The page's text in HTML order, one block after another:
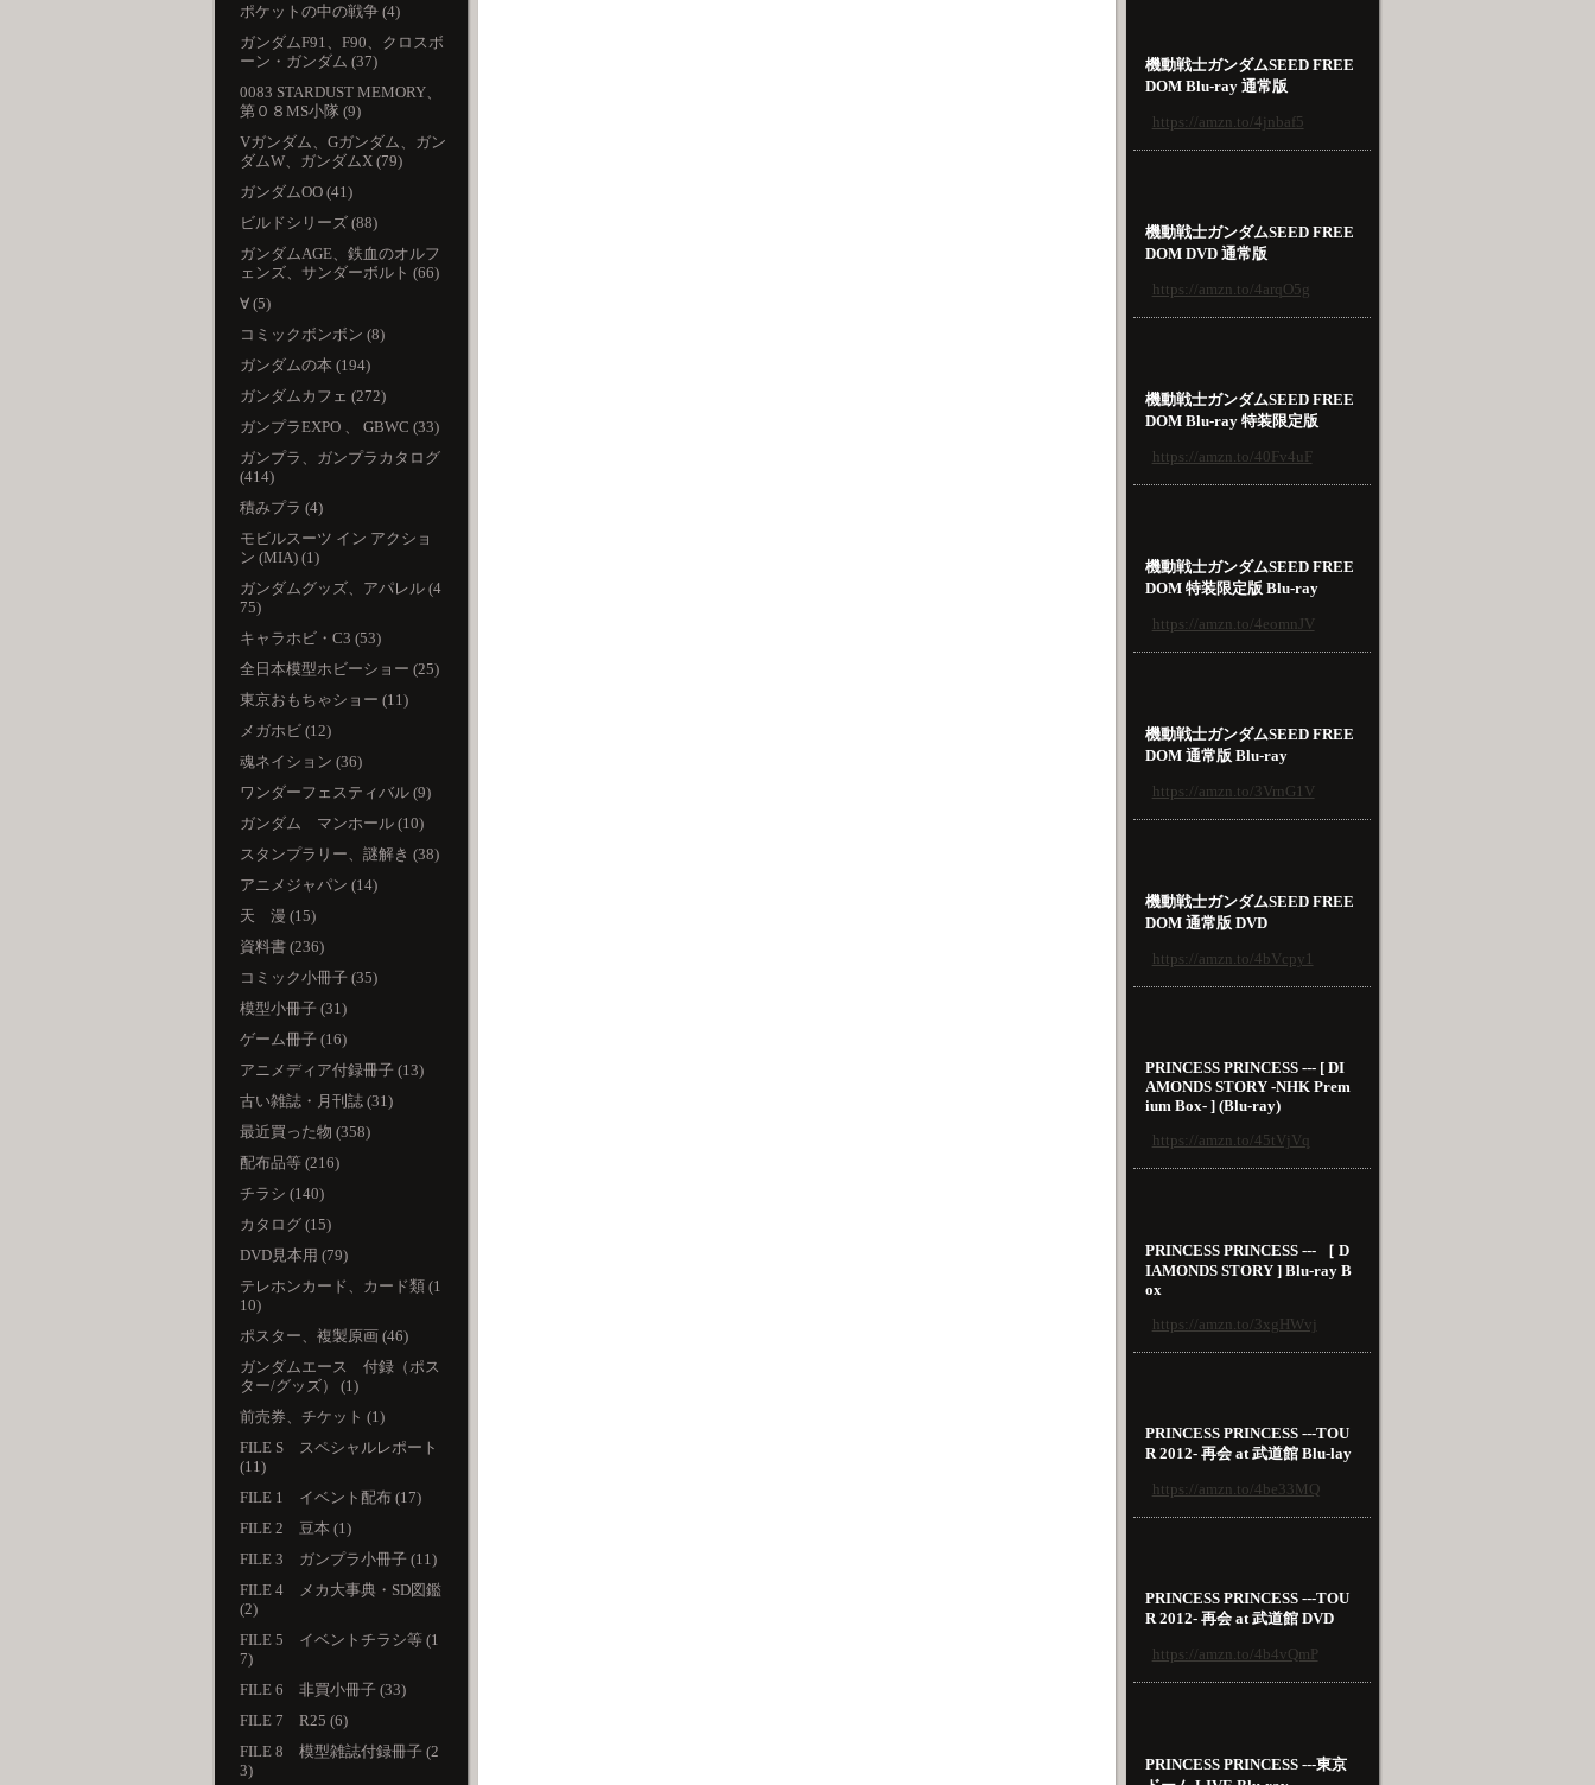
ポケットの中の戦争 (4)
ガンダムF91、F90、クロスボ
ーン・ガンダム (37)
0083 STARDUST MEMORY、
第０８MS小隊 (9)
Vガンダム、Gガンダム、ガン
ダムW、ガンダムX (79)
ガンダムOO (41)
ビルドシリーズ (88)
ガンダムAGE、鉄血のオルフ
ェンズ、サンダーボルト (66)
∀ (5)
コミックボンボン (8)
ガンダムの本 (194)
ガンダムカフェ (272)
ガンプラEXPO 、 GBWC (33)
ガンプラ、ガンプラカタログ
(414)
積みプラ (4)
モビルスーツ イン アクショ
ン (MIA) (1)
ガンダムグッズ、アパレル (4
75)
キャラホビ・C3 (53)
全日本模型ホビーショー (25)
東京おもちゃショー (11)
メガホビ (12)
魂ネイション (36)
ワンダーフェスティバル (9)
ガンダム マンホール (10)
スタンプラリー、謎解き (38)
アニメジャパン (14)
天 漫 (15)
資料書 (236)
コミック小冊子 (35)
模型小冊子 (31)
ゲーム冊子 (16)
アニメディア付録冊子 (13)
古い雑誌・月刊誌 (31)
最近買った物 (358)
配布品等 (216)
チラシ (140)
カタログ (15)
DVD見本用 (79)
テレホンカード、カード類 (1
10)
ポスター、複製原画 (46)
ガンダムエース 付録（ポス
ター/グッズ） (1)
前売券、チケット (1)
FILE S スペシャルレポート
(11)
FILE 1 イベント配布 (17)
FILE 2 豆本 (1)
FILE 3 ガンプラ小冊子 (11)
FILE 4 メカ大事典・SD図鑑
(2)
FILE 5 イベントチラシ等 (1
7)
FILE 6 非買小冊子 (33)
FILE 7 R25 (6)
FILE 8 模型雑誌付録冊子 (2
3)
機動戦士ガンダムSEED FREE
DOM Blu-ray 通常版
https://amzn.to/4jnbaf5
機動戦士ガンダムSEED FREE
DOM DVD 通常版
https://amzn.to/4arqO5g
機動戦士ガンダムSEED FREE
DOM Blu-ray 特装限定版
https://amzn.to/40Fv4uF
機動戦士ガンダムSEED FREE
DOM 特装限定版 Blu-ray
https://amzn.to/4eomnJV
機動戦士ガンダムSEED FREE
DOM 通常版 Blu-ray
https://amzn.to/3VrnG1V
機動戦士ガンダムSEED FREE
DOM 通常版 DVD
https://amzn.to/4bVcpy1
PRINCESS PRINCESS --- [ DI
AMONDS STORY -NHK Prem
ium Box- ] (Blu-ray)
https://amzn.to/45tVjVq
PRINCESS PRINCESS --- ［ D
IAMONDS STORY ] Blu-ray B
ox
https://amzn.to/3xgHWvj
PRINCESS PRINCESS ---TOU
R 2012- 再会 at 武道館 Blu-lay
https://amzn.to/4be33MQ
PRINCESS PRINCESS ---TOU
R 2012- 再会 at 武道館 DVD
https://amzn.to/4b4vQmP
PRINCESS PRINCESS ---東京